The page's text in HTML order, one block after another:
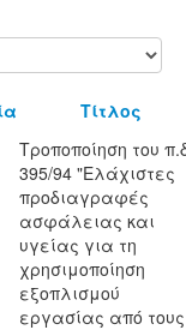
Τίτλος
Τροποποίηση του
395/94 "Eλάχιστες
προδιαγραφές
ασφάλειας και
υγείας για τη
χρησιμοποίηση
εξοπλισμού
εργασίας από τους